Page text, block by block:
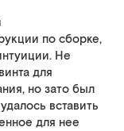
по сборке,
Не
для
но зато был
вставить
для нее